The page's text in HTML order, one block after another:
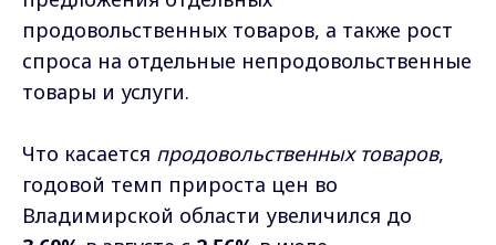
продовольственных товаров, а также рост
спроса на отдельные непродовольственные
товары и услуги.
Что касается продовольственных товаров,
годовой темп прироста цен во
Владимирской области увеличился до